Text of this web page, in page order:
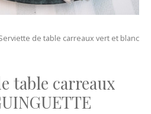
de table carreaux vert et blanc
table carreaux